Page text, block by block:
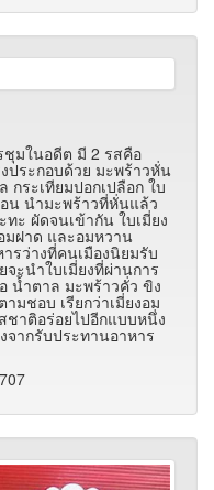
ชุมในอดีต มี 2 รสคือ
งประกอบด้วย มะพร้าวหั่น
ระเทียมปอกเปลือก ใบ
อน นำมะพร้าวที่หั่นแล้ว
ะ ผัดจนเข้ากัน ใบเมี่ยง
มฝาด และอมหวาน
รว่างที่คนเมืองนิยมรับ
ะนำใบเมี่ยงที่ผ่านการ
น้ำตาล มะพร้าวคั่ว ขิง
มชอบ เรียกว่าเมี่ยงอม
ชาติอร่อยไปอีกแบบหนึ่ง
จากรับประทานอาหาร